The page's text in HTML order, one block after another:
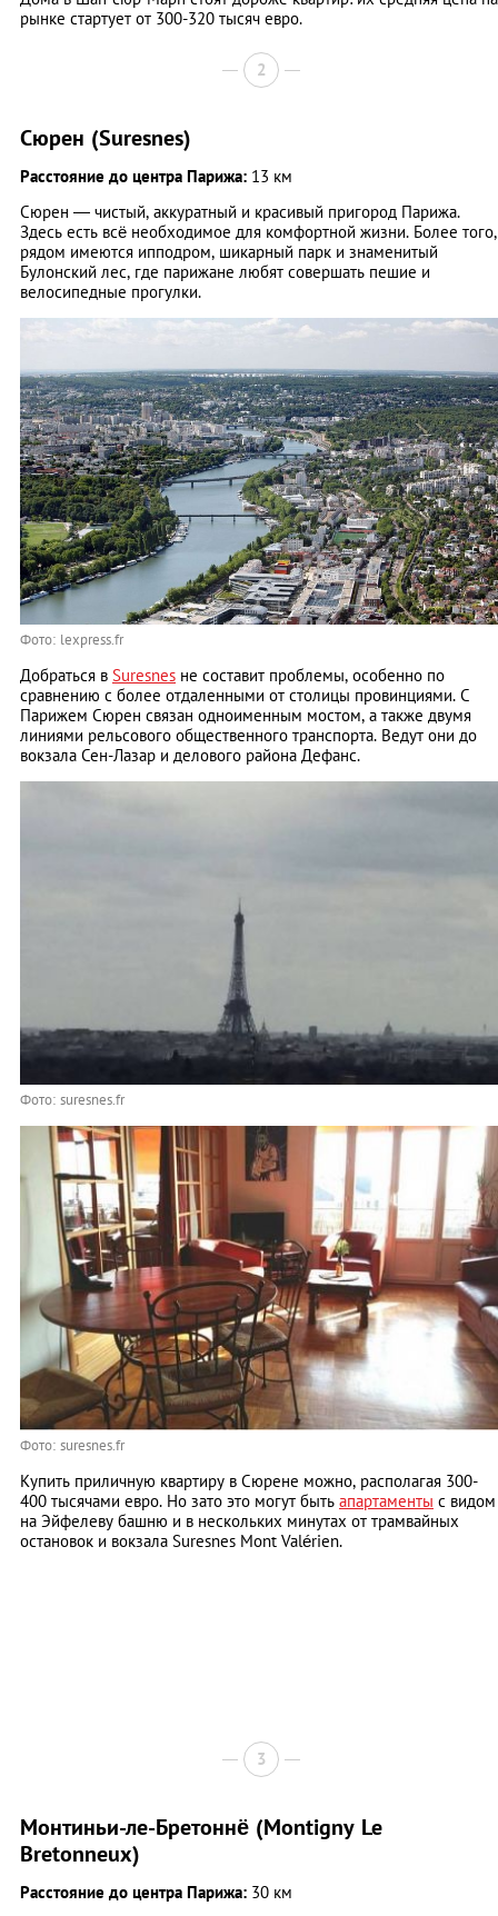
рынке стартует от 300-320 тысяч евро.
2
Сюрен (Suresnes)
Расстояние до центра Парижа: 13 км
Сюрен — чистый, аккуратный и красивый пригород Парижа.
Здесь есть всё необходимое для комфортной жизни. Более того,
рядом имеются ипподром, шикарный парк и знаменитый
Булонский лес, где парижане любят совершать пешие и
велосипедные прогулки.
Фото: lexpress.fr
Добраться в Suresnes не составит проблемы, особенно по
сравнению с более отдаленными от столицы провинциями. С
Парижем Сюрен связан одноименным мостом, а также двумя
линиями рельсового общественного транспорта. Ведут они до
вокзала Сен-Лазар и делового района Дефанс.
Фото: suresnes.fr
Фото: suresnes.fr
Купить приличную квартиру в Сюрене можно, располагая 300-
400 тысячами евро. Но зато это могут быть апартаменты с видом
на Эйфелеву башню и в нескольких минутах от трамвайных
остановок и вокзала Suresnes Mont Valérien.
3
Монтиньи-ле-Бретоннё (Montigny Le
Bretonneux)
Расстояние до центра Парижа: 30 км